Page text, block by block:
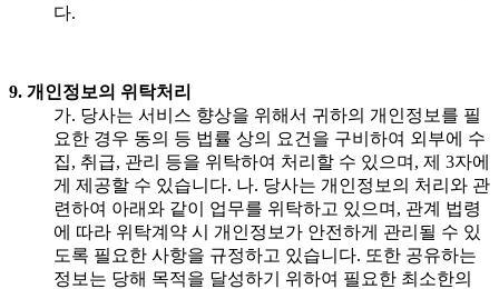
다.
9. 개인정보의 위탁처리
가. 당사는 서비스 향상을 위해서 귀하의 개인정보를 필
요한 경우 동의 등 법률 상의 요건을 구비하여 외부에 수
집, 취급, 관리 등을 위탁하여 처리할 수 있으며, 제 3자에
게 제공할 수 있습니다. 나. 당사는 개인정보의 처리와 관
련하여 아래와 같이 업무를 위탁하고 있으며, 관계 법령
에 따라 위탁계약 시 개인정보가 안전하게 관리될 수 있
도록 필요한 사항을 규정하고 있습니다. 또한 공유하는
정보는 당해 목적을 달성하기 위하여 필요한 최소한의